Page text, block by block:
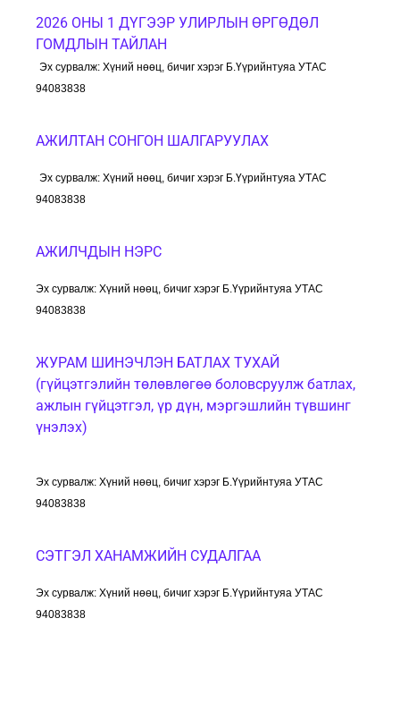
2026 ОНЫ 1 ДҮГЭЭР УЛИРЛЫН ӨРГӨДӨЛ
ГОМДЛЫН ТАЙЛАН
Эх сурвалж: Хүний нөөц, бичиг хэрэг Б.Үүрийнтуяа УТАС
94083838
АЖИЛТАН СОНГОН ШАЛГАРУУЛАХ
Эх сурвалж: Хүний нөөц, бичиг хэрэг Б.Үүрийнтуяа УТАС
94083838
АЖИЛЧДЫН НЭРС
Эх сурвалж: Хүний нөөц, бичиг хэрэг Б.Үүрийнтуяа УТАС
94083838
ЖУРАМ ШИНЭЧЛЭН БАТЛАХ ТУХАЙ
(гүйцэтгэлийн төлөвлөгөө боловсруулж батлах,
ажлын гүйцэтгэл, үр дүн, мэргэшлийн түвшинг
үнэлэх)
Эх сурвалж: Хүний нөөц, бичиг хэрэг Б.Үүрийнтуяа УТАС
94083838
СЭТГЭЛ ХАНАМЖИЙН СУДАЛГАА
Эх сурвалж: Хүний нөөц, бичиг хэрэг Б.Үүрийнтуяа УТАС
94083838